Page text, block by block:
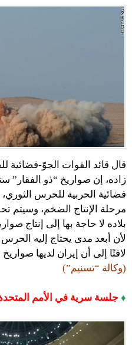
قال قائد القوات الجوّ-
زاده، إن صواريخ “ذو الفقار”
فضائية الحربية للحرس
مرحلة الإنتاج الضخم، وسيتم
لأن أبعد مدى يحتاج إليه
لافتًا إلى أن إيران لديها
(وكالة “تسنيم”)
♦ جلسة سرية في الأمم